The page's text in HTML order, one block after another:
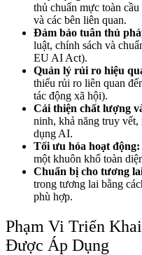
thủ chuẩn mực toàn
và các bên liên quan.
Đảm bảo tuân thủ
luật, chính sách và
EU AI Act).
Quản lý rủi ro hiệu
thiểu rủi ro liên quan
tác động xã hội).
Cải thiện chất lượng
ninh, khả năng truy
dụng AI.
Tối ưu hóa hoạt động:
một khuôn khổ toàn
Chuẩn bị cho tương
trong tương lai bằng
phù hợp.
Phạm Vi Triển
Được Áp Dụng